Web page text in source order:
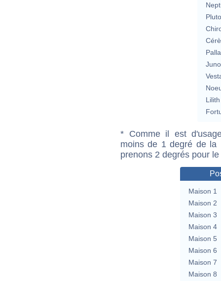
Lilith
* Comme il est
moins de 1 degré de la
prenons 2 degrés pour
Maison 1
Maison 2
Maison 3
Maison 4
Maison 5
Maison 6
Maison 7
Maison 8